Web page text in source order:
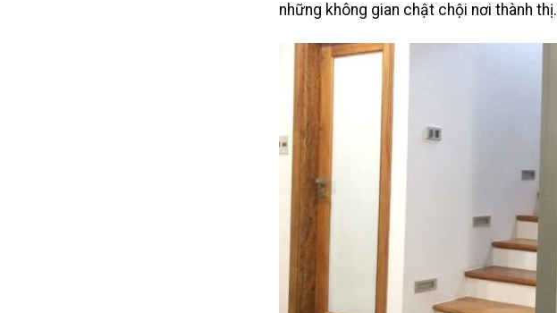
những không gian chật chội nơi thành thị.